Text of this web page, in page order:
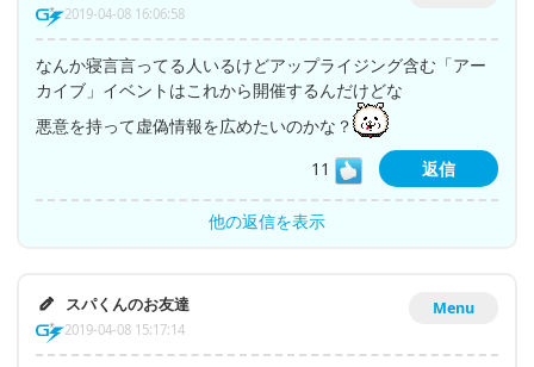
2019-04-08 16:06:58
なんか寝言言ってる人いるけどアップライジング含む「アー
カイブ」イベントはこれから開催するんだけどな
悪意を持って虚偽情報を広めたいのかな？
11
返信
他の返信を表示
Menu
スパくんのお友達
2019-04-08 15:17:14